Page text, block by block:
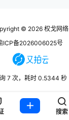
© 2026 权戈网络
ICP备2026006025号
7 次，耗时 0.5344 秒
搜索